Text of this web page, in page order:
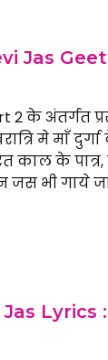
Jas
2 के अंतर्गत
मे माँ
काल के
जस भी गाये
Lyrics :